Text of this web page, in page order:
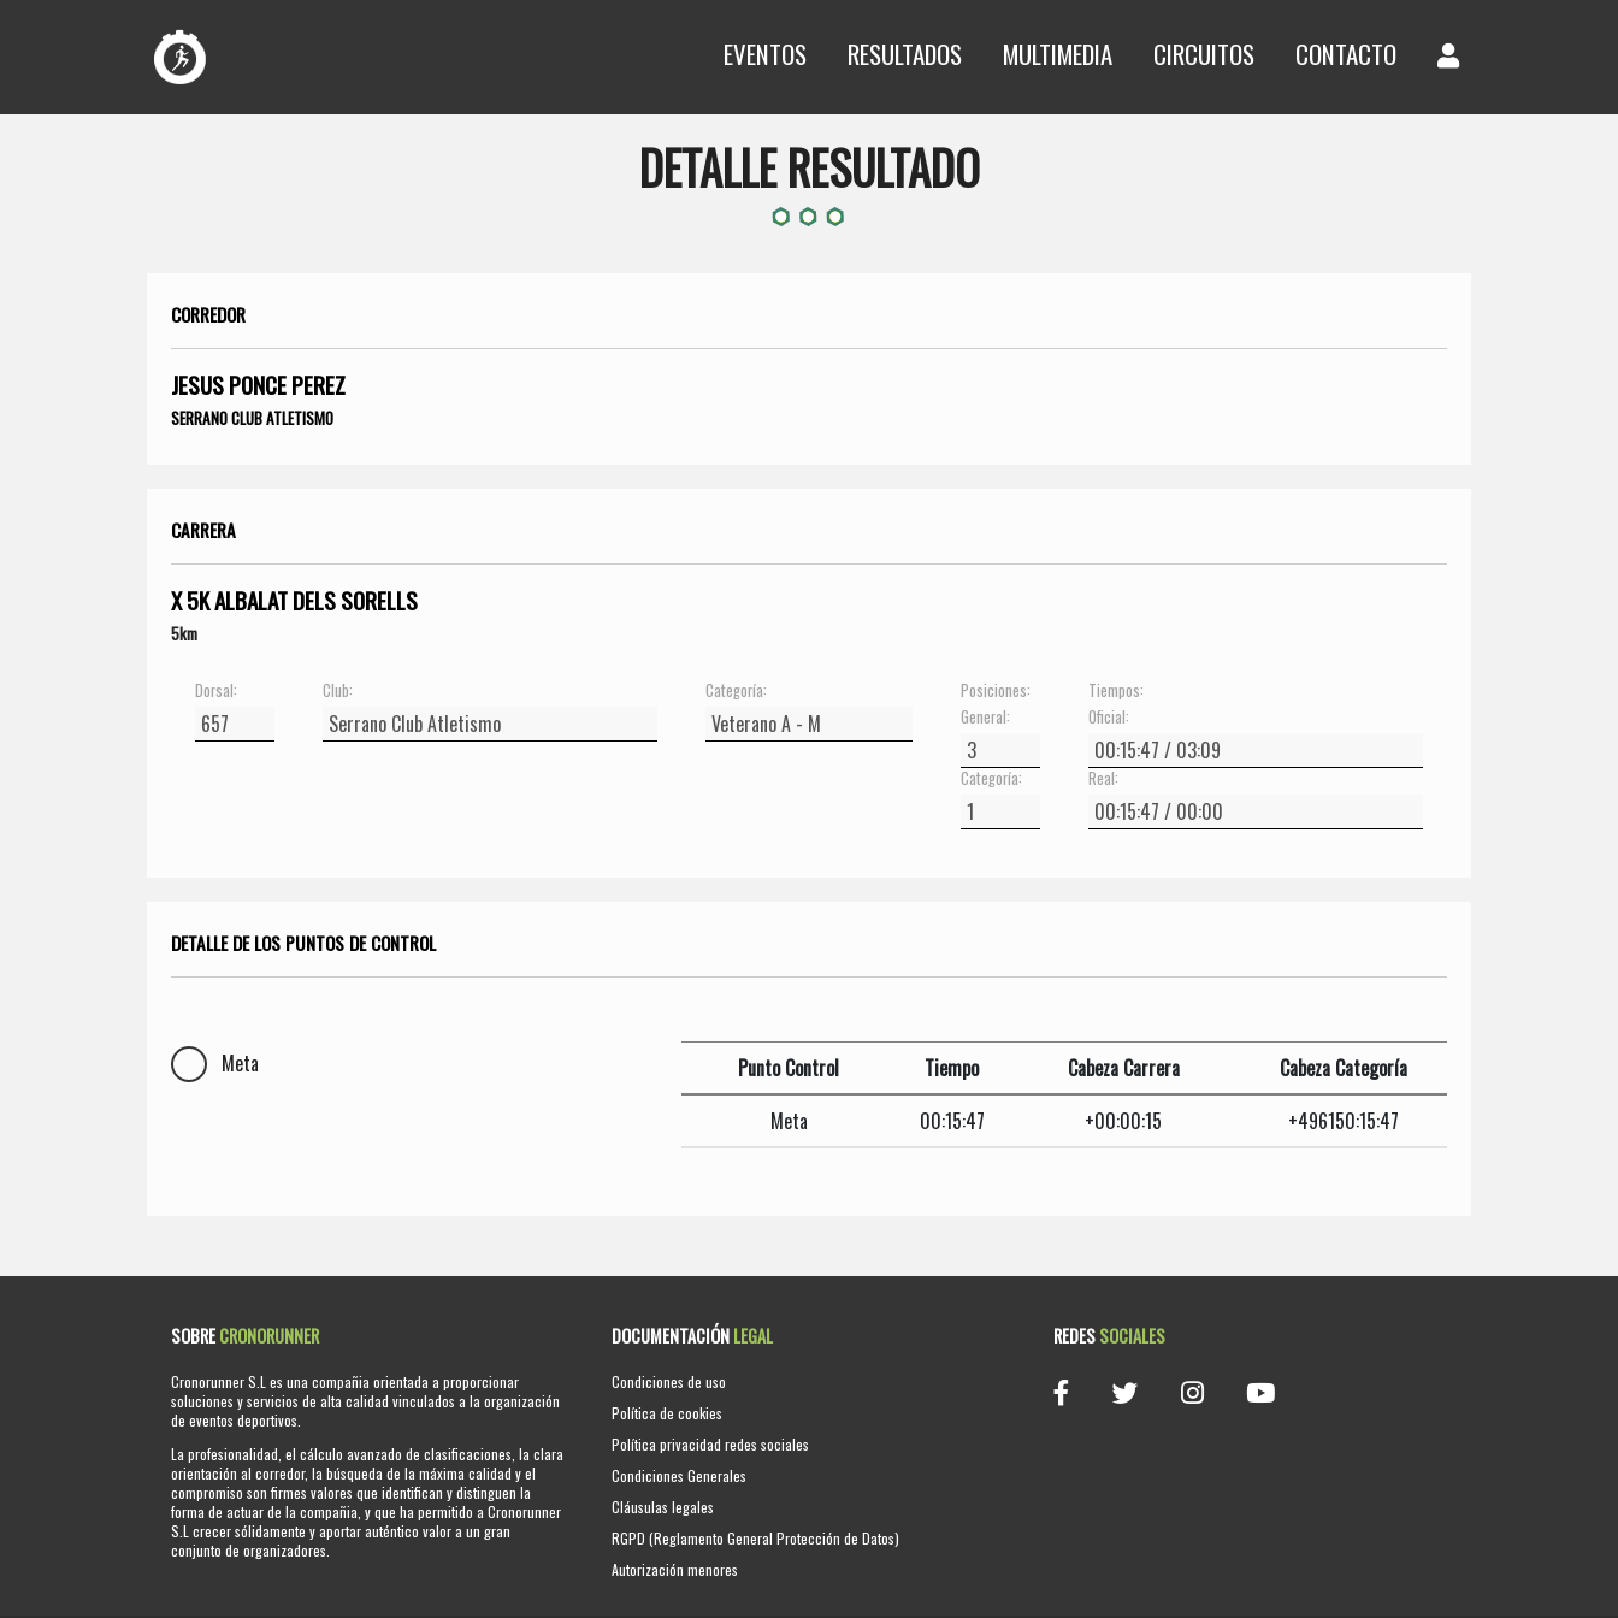
EVENTOS RESULTADOS MULTIMEDIA CIRCUITOS CONTACTO
DETALLE RESULTADO
CORREDOR
JESUS PONCE PEREZ
SERRANO CLUB ATLETISMO
CARRERA
X 5K ALBALAT DELS SORELLS
5km
Dorsal: Club: Categoría:
Posiciones:
General:
Categoría:
Tiempos:
Oficial:
Real:
DETALLE DE LOS PUNTOS DE CONTROL
Meta Punto Control Tiempo Cabeza Carrera
Cabeza Categoría
Meta
00:15:47 +00:00:15 +496150:15:47
SOBRECRONORUNNER
Cronorunner S.L es una compañia orientada a proporcionar
soluciones y servicios de alta calidad vinculados a la organización
de eventos deportivos.
La profesionalidad, el cálculo avanzado de clasificaciones, la clara
orientación al corredor, la búsqueda de la máxima calidad y el
compromiso son firmes valores que identifican y distinguen la
forma de actuar de la compañia, y que ha permitido a Cronorunner
S.L crecer sólidamente y aportar auténtico valor a un gran
conjunto de organizadores.
DOCUMENTACIÓNLEGAL
Condiciones de uso
Política de cookies
Política privacidad redes sociales
Condiciones Generales
Cláusulas legales
RGPD (Reglamento General Protección de Datos)
Autorización menores
REDESSOCIALES